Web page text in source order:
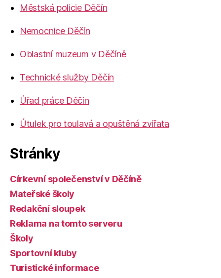
Městská policie Děčín
Nemocnice Děčín
Oblastní muzeum v Děčíně
Technické služby Děčín
Úřad práce Děčín
Útulek pro toulavá a opuštěná zvířata
Stránky
Církevní společenství v Děčíně
Mateřské školy
Redakční sloupek
Reklama na tomto serveru
Školy
Sportovní kluby
Turistické informace